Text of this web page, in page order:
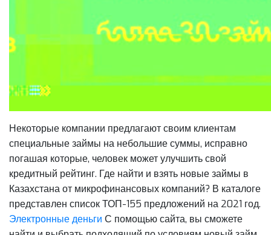
Некоторые компании предлагают своим клиентам
специальные займы на небольшие суммы, исправно
погашая которые, человек может улучшить свой
кредитный рейтинг. Где найти и взять новые займы в
Казахстана от микрофинансовых компаний? В каталоге
представлен список ТОП-155 предложений на 2021 год.
Электронные деньги С помощью сайта, вы сможете